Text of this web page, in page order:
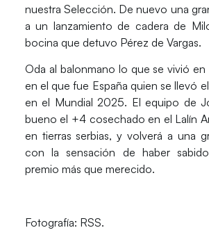
nuestraSelección. De nuevo una
a un lanzamiento de cadera de
bocina que detuvo Pérez de Vargas.
Oda al balonmano lo que se vivió
en el que fue España quien se llevó
en el Mundial 2025. El equipo de
bueno el +4 cosechado en el Lalín
en tierras serbias, y volverá a una
con la sensación de haber
premio más que merecido.
Fotografía: RSS.